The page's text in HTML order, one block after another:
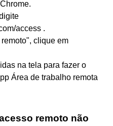
access .
clique em
na tela para fazer o
Área de trabalho remota
remoto não